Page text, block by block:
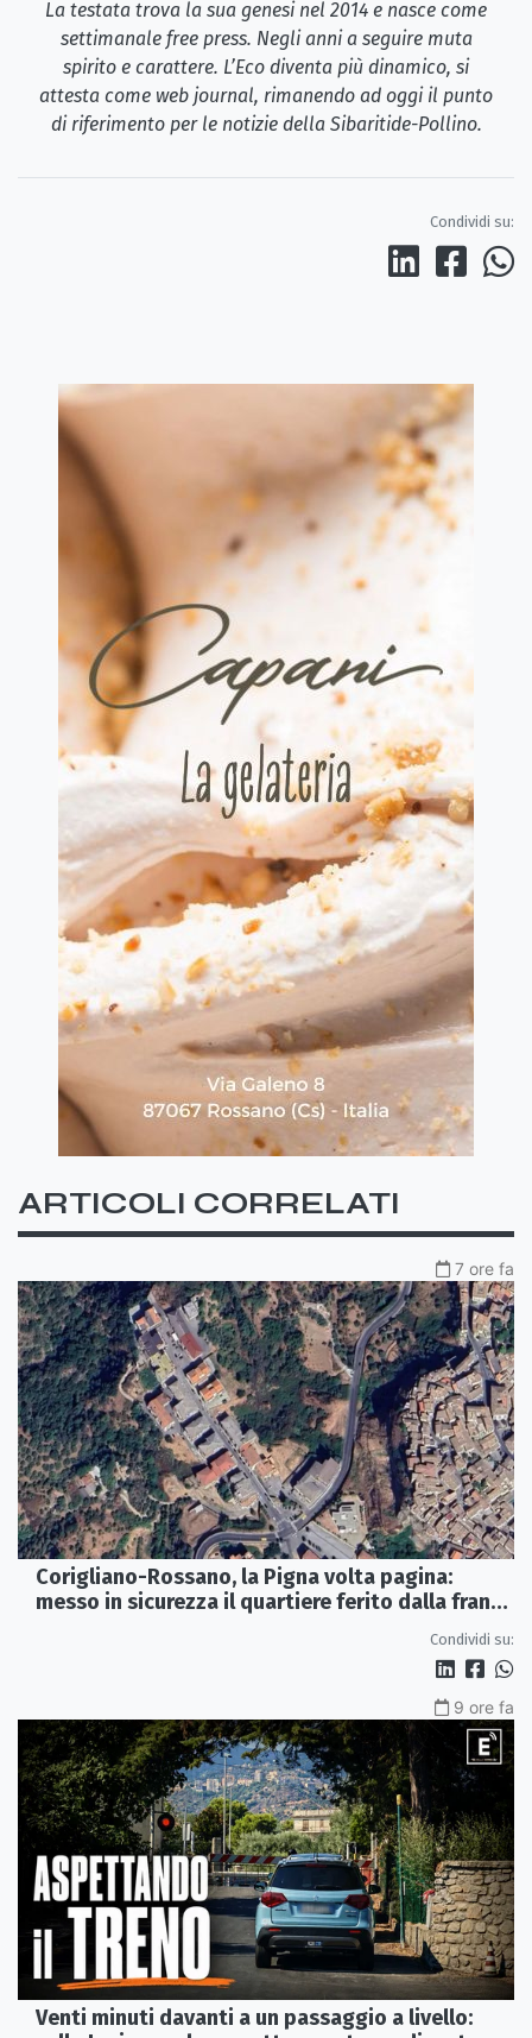
La testata trova la sua genesi nel 2014 e nasce come
settimanale free press. Negli anni a seguire muta
spirito e carattere. L’Eco diventa più dinamico, si
attesta come web journal, rimanendo ad oggi il punto
di riferimento per le notizie della Sibaritide-Pollino.
Condividi su:
ARTICOLI CORRELATI
7 ore fa
Corigliano-Rossano, la Pigna volta pagina:
messo in sicurezza il quartiere ferito dalla frana
Condividi su:
9 ore fa
Venti minuti davanti a un passaggio a livello: